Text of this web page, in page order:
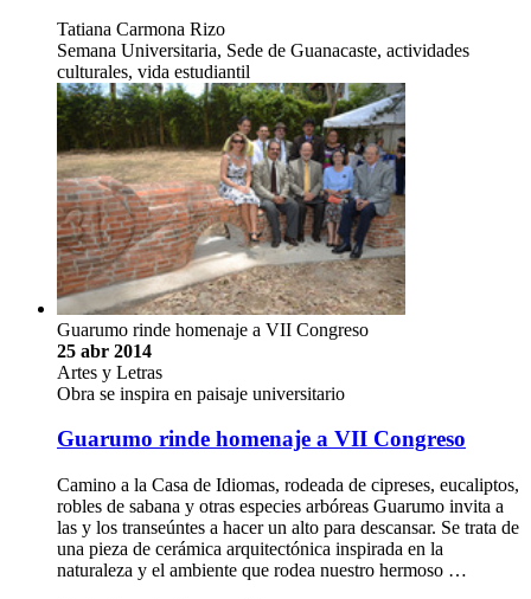
Tatiana Carmona Rizo
Semana Universitaria, Sede de Guanacaste, actividades
culturales, vida estudiantil
Guarumo rinde homenaje a VII Congreso
25 abr 2014
Artes y Letras
Obra se inspira en paisaje universitario
Guarumo rinde homenaje a VII Congreso
Camino a la Casa de Idiomas, rodeada de cipreses, eucaliptos,
robles de sabana y otras especies arbóreas Guarumo invita a
las y los transeúntes a hacer un alto para descansar. Se trata de
una pieza de cerámica arquitectónica inspirada en la
naturaleza y el ambiente que rodea nuestro hermoso …